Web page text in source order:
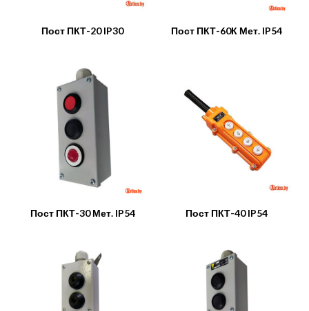
Пост ПКТ-20 IP30 Пост ПКТ-60К Мет. IP54
Пост ПКТ-30 Мет. IP54 Пост ПКТ-40 IP54